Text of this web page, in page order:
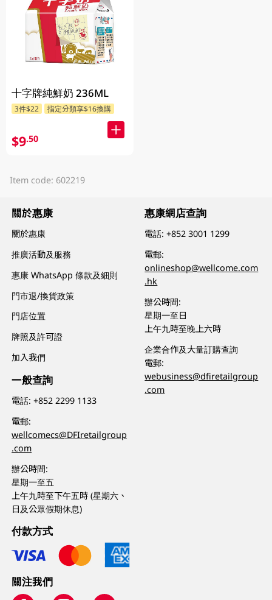
十字牌純鮮奶 236ML
3件$22 指定分類享$16換購
$9.50
Item code: 602219
關於惠康
關於惠康
推廣活動及服務
惠康 WhatsApp 條款及細則
門市退/換貨政策
門店位置
牌照及許可證
加入我們
一般查詢
電話:+852 2299 1133
電郵:
wellcomecs@DFIretailgroup
.com
辦公時間:
星期一至五
上午九時至下午五時 (星期六、
日及公眾假期休息)
惠康網店查詢
電話:+852 3001 1299
電郵:
onlineshop@wellcome.com
.hk
辦公時間:
星期一至日
上午九時至晚上六時
企業合作及大量訂購查詢
電郵:
webusiness@dfiretailgroup
.com
付款方式
關注我們